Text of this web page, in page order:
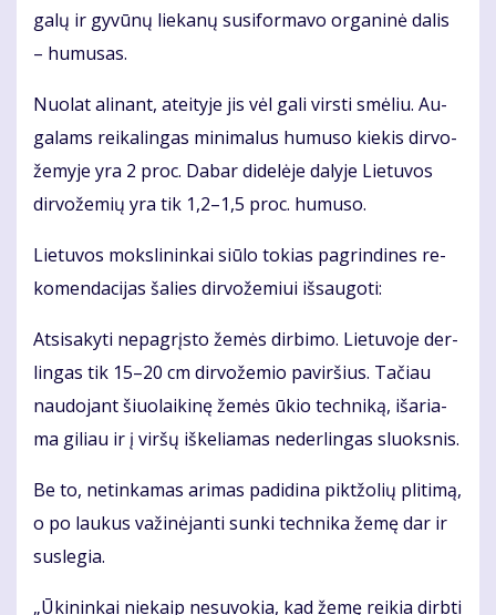
ga­lų ir gy­vū­nų lie­ka­nų su­si­for­ma­vo or­ga­ni­nė da­lis
– hu­mu­sas.
Nuo­lat ali­nant, at­ei­ty­je jis vėl ga­li virs­ti smė­liu. Au­
ga­lams rei­ka­lin­gas mi­ni­ma­lus hu­mu­so kie­kis dir­vo­
že­my­je yra 2 proc. Da­bar di­de­lė­je da­ly­je Lie­tu­vos
dir­vo­že­mių yra tik 1,2–1,5 proc. hu­mu­so.
Lie­tu­vos moks­li­nin­kai siū­lo to­kias pa­grin­di­nes re­
ko­men­da­ci­jas ša­lies dir­vo­že­miui iš­sau­go­ti:
At­si­sa­ky­ti ne­pa­grįs­to že­mės dir­bi­mo. Lie­tu­vo­je der­
lin­gas tik 15–20 cm dir­vo­že­mio pa­vir­šius. Ta­čiau
nau­do­jant šiuo­lai­ki­nę že­mės ūkio tech­ni­ką, iš­aria­
ma gi­liau ir į vir­šų iš­ke­lia­mas ne­der­lin­gas sluoks­nis.
Be to, ne­tin­ka­mas ari­mas pa­di­di­na pik­tžo­lių pli­ti­mą,
o po lau­kus va­ži­nė­jan­ti sun­ki tech­ni­ka že­mę dar ir
su­sle­gia.
„Ūki­nin­kai nie­kaip ne­su­vo­kia, kad že­mę rei­kia dirb­ti